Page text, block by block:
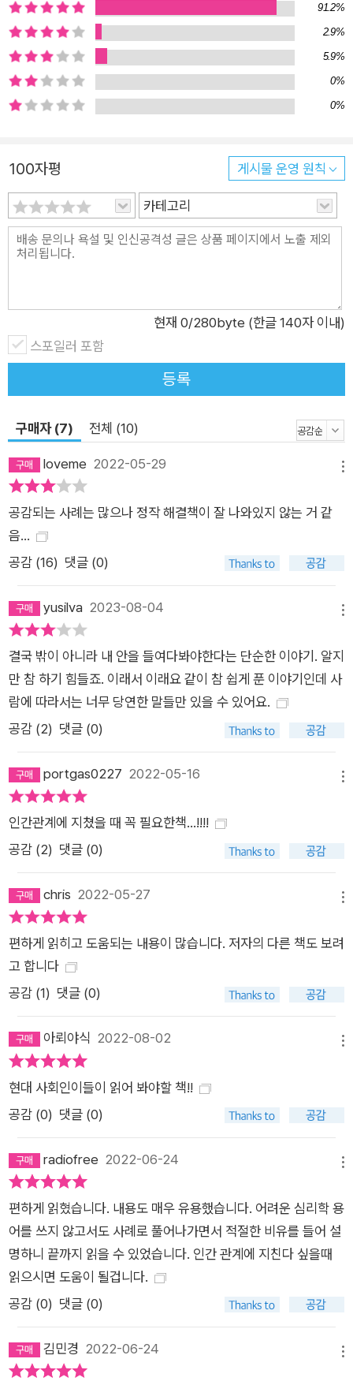
로 이해해주지 않은 채 누군가와의 관계에만 집착했을 때 오히려
더 상처받기 십상이기 때문이다. 이 책에는 심리 사례 분석과 함
께 각 장마다 ‘나를 위한 심리학 케이크’라는 실천 가이드가 들어
있는데 자신의 마음을 이해하는 데 꽤 유용한 팁이 될 것이다. 기
대면 더 상처받는 사람들을 위한 관계 심리학 사람이 위로가 안
이 꽃보다 아름답다’라는 말이 있다. 또 거의 모든 심리학 책에서
는 ‘내 말을 들어주는 친구’의 존재가 너무나 중요하기 때문에 그
런 사람을 곁에 두라는 조언이 등장한다. 그런데 과연 그럴까? 누
군가와 마음을 나누고 싶어서 기댔다가 오히려 더 상처받는 일이
많지 않을까? 어떤 사람이 너무 괜찮은 것 같아서 기대했는데 어
인주의와 각자도생이 그 어느 때보다도 팽배해진 지금, 인간관계
마저 ‘가성비’를 따지는 밀레니얼 세대에게 이런 조언이 과연 얼
마나 적중할까? 2030세대뿐 아니라 4050세대에게도 폭넓은
지지와 사랑을 받고 있는 유튜브 채널 ‘정신과의사정우열’의 운영
자 정우열은 오히려 사람에 대한 지나친 ‘기대’가 위험을 부른다
고 조언한다. 사람은 사람이기 이전에 본능으로 움직이는 짐승이
고 이것은 나와 타인 모두에게 적용되므로 이것 자체를 그냥 인정
하고 지나친 기대를 하지 않으면 오히려 마음이 편안해질 수 있다
는 것이다. 또 같은 맥락에서 자신에게 닥친 문제의 해결책을 찾
으려고 안간힘 쓰지 말라고 말한다. 그 대신 조용히 왜 자기 자신
이 이렇게 힘들어하는지 그 마음을 잘 들여다보는 데 신경을 집중
해보라고 조언한다. 예를 들어 너무 화가 날 때 그 화를 다스리려
고 노력하기보다는 왜 화가 나는지를 스스로에게 물어보고 답변
해보라는 것이다. 감정을 조절하려고 굳이 애쓰지 않아도 그저 관
찰만 잘 해도 자연스럽게 많은 것들이 해결될 수 있다는 것이 그
의 주장이다. 정신과 의사로서 탄탄한 내공이 느껴지는 그의 인간
관계 해법은 수많은 구독자들과 네티즌들에게 사랑과 지지를 받
았으며 실생활에서 매우 유용한 결과를 얻었다는 평을 지금도 받
고 있다. 유튜브 인간관계 특강 독자 리뷰 중에서 선생님 강의 들
ㅜ _차**님 넘 마음에 크게 와닿고 나를 정리하게 되고 또 힘이
되고 이제야 내가 그때 왜 그랬는지를 알게 되는 것 같아요. _이*
아닌, 결국은 나와의 관계라는 것. _이**님 진짜 사람 여럿 살리
시고 계십니다.... _a********님 영상 끝까지 시간 가는 줄 모르
위로해주는 강의가 아니라 복잡하게 얽힌 실타래를 조금씩 풀어
갈 수 있는 시작을 알려주시는 것 같아요. _미**님 반복해서 들으
면 들을수록 공감이 많이 되고 나 자신을 들여다볼 수 있어서 좋
은 것 같아요! _A****님 정말 감사합니다 ㅠㅠㅠ 정말 생명의 은
인이십니다... 강의 다 보고 또 봐서 꼭 체화하도록 노력하겠습니
다...!!! _d*******님 이런 질 높은 콘텐츠 공유해주시고 시간 내
서 만들어주셔서 정말 감사합니다. _N*********님 매번 인간
관계 때문에 힘들어서 사람들과 손절하고 살고 있는데 선생님 말
91.2%
2.9%
5.9%
0%
0%
100자평 게시물 운영 원칙
카테고리
현재 0/280byte (한글 140자 이내)
스포일러 포함
등록
구매자 (7) 전체 (10)
loveme 2022-05-29
공감되는 사례는 많으나 정작 해결책이 잘 나와있지 않는 거 같
음...
공감 (16) 댓글 (0)
yusilva 2023-08-04
결국 밖이 아니라 내 안을 들여다봐야한다는 단순한 이야기. 알지
만 참 하기 힘들죠. 이래서 이래요 같이 참 쉽게 푼 이야기인데 사
람에 따라서는 너무 당연한 말들만 있을 수 있어요.
공감 (2) 댓글 (0)
portgas0227 2022-05-16
인간관계에 지쳤을 때 꼭 필요한책...!!!!
공감 (2) 댓글 (0)
chris 2022-05-27
편하게 읽히고 도움되는 내용이 많습니다. 저자의 다른 책도 보려
고 합니다
공감 (1) 댓글 (0)
아뢰야식 2022-08-02
현대 사회인이들이 읽어 봐야할 책!!
공감 (0) 댓글 (0)
radiofree 2022-06-24
편하게 읽혔습니다. 내용도 매우 유용했습니다. 어려운 심리학 용
어를 쓰지 않고서도 사례로 풀어나가면서 적절한 비유를 들어 설
명하니 끝까지 읽을 수 있었습니다. 인간 관계에 지친다 싶을때
읽으시면 도움이 될겁니다.
공감 (0) 댓글 (0)
김민경 2022-06-24